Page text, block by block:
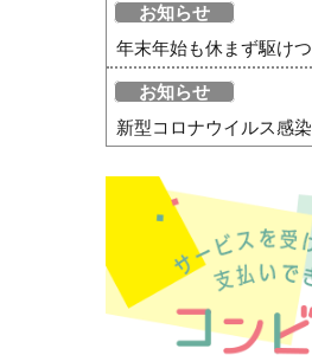
お知らせ
年末年始も休まず駆けつ
お知らせ
新型コロナウイルス感